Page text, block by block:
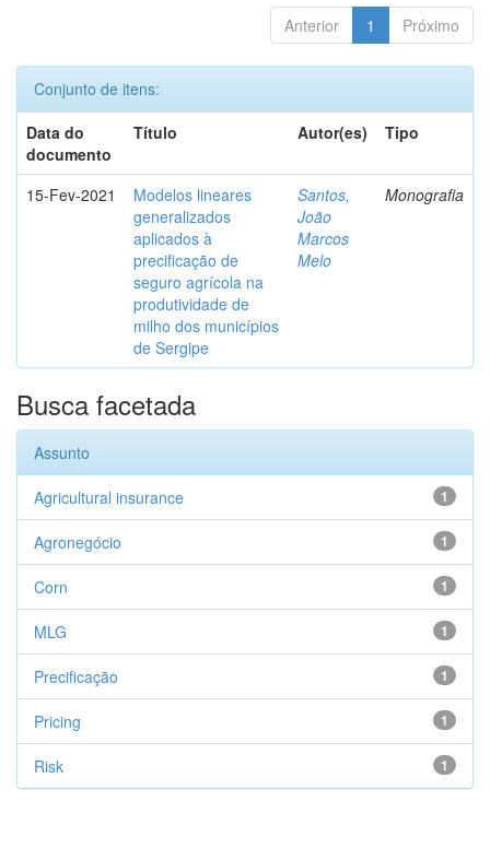
Anterior 1 Próximo
Conjunto de itens:
Data do
documento
Título Autor(es) Tipo
15-Fev-2021
Modelos lineares
generalizados
aplicados à
precificação de
seguro agrícola na
produtividade de
milho dos municípios
de Sergipe
Santos,
João
Marcos
Melo
Monografia
Busca facetada
Assunto
1
Agricultural insurance
1
Agronegócio
1
Corn
1
MLG
1
Precificação
1
Pricing
1
Risk